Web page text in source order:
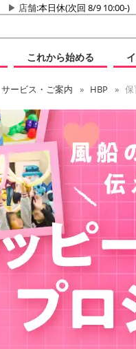
店舗:本日休(次回 8/9 10:00-)
これから始める
サービス・ご案内 HBP 保